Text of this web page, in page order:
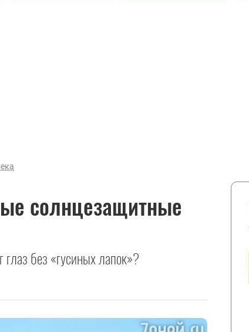
солнцезащитные
глаз без «гусиных лапок»?